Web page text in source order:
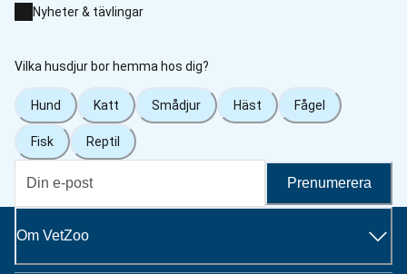
Nyheter & tävlingar
Vilka husdjur bor hemma hos dig?
Hund Katt Smådjur Häst Fågel
Fisk Reptil
Prenumerera
Om VetZoo